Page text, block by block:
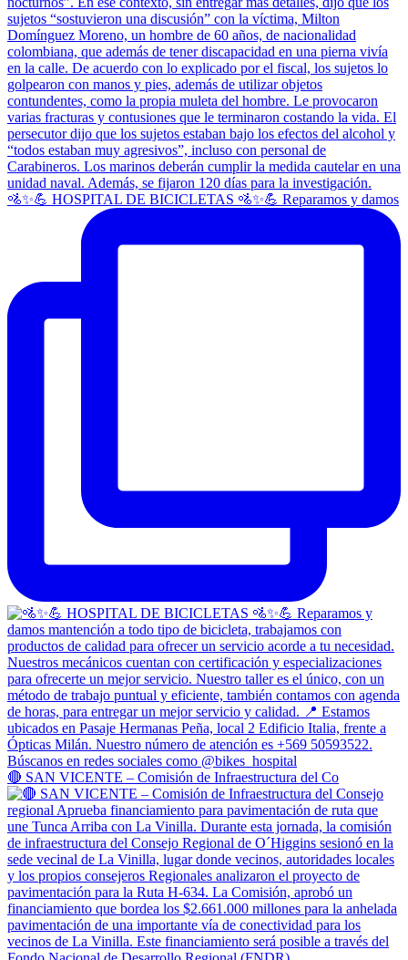
🚵✨💪 HOSPITAL DE BICICLETAS 🚵✨💪 Reparamos y damos
🔴 SAN VICENTE – Comisión de Infraestructura del Co